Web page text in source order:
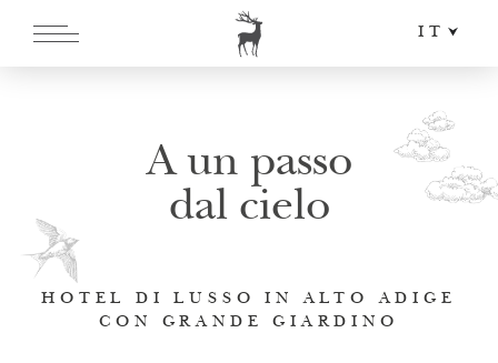
IT
EN
A un passo
dal cielo
HOTEL DI LUSSO IN ALTO ADIGE
CON GRANDE GIARDINO